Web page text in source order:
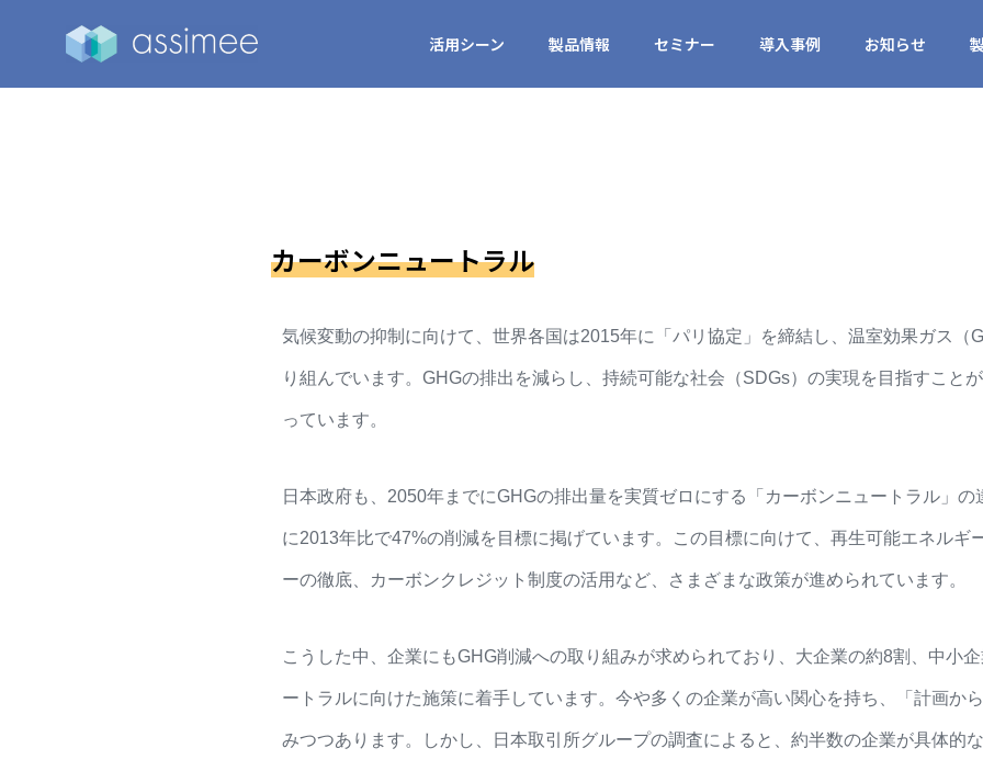
活用シーン 製品情報 セミナー 導入事例 お知らせ
カーボンニュートラル
気候変動の抑制に向けて、世界各国は2015年に「パリ協定」を締結し、温室効果ガス（
り組んでいます。GHGの排出を減らし、持続可能な社会（SDGs）の実現を目指すこと
っています。
日本政府も、2050年までにGHGの排出量を実質ゼロにする「 カーボンニュートラル 」
に2013年比で47%の削減を目標に掲げています。この目標に向けて、 再生可能エネルギ
ーの徹底、カーボンクレジット制度の活用など、さまざまな政策が進められています。
こうした中、企業にもGHG削減への取り組みが求められており、大企業の約8割、中小
ートラルに向けた施策に着手しています。今や多くの企業が高い関心を持ち、「計画か
みつつあります。しかし、日本取引所グループの調査によると、約半数の企業が具体的